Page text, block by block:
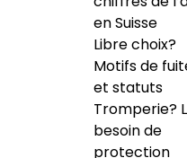
en Suisse
Libre choix?
Motifs de
et statuts
Tromperie?
besoin de
protection